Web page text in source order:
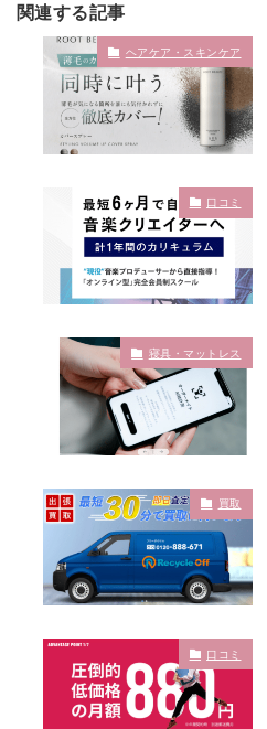
関連する記事
ヘアケア・スキンケア
口コミ
寝具・マットレス
買取
口コミ